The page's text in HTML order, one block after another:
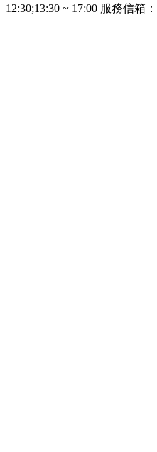
12:30;13:30 ~ 17:00 服務信箱：